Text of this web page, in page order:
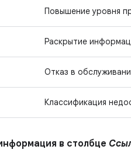
Повышение уровня
Раскрытие
Отказ в
Классификация
в столбце